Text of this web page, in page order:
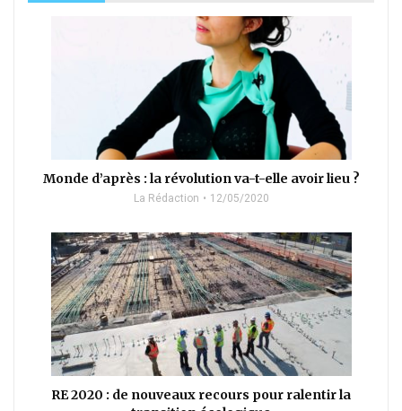
Monde d’après : la révolution va-t-elle avoir lieu ?
La Rédaction 12/05/2020
RE 2020 : de nouveaux recours pour ralentir la